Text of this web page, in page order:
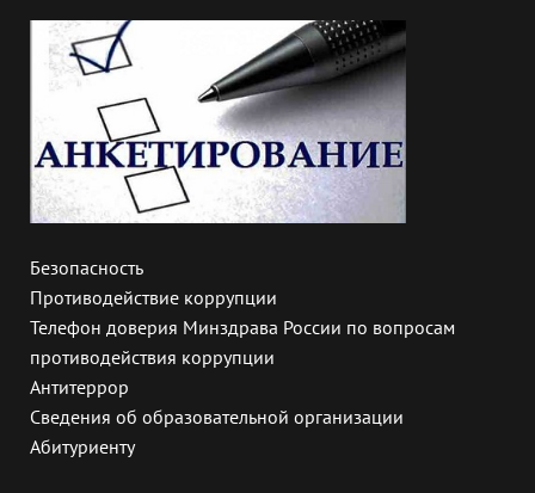
Безопасность
Противодействие коррупции
Телефон доверия Минздрава России по вопросам
противодействия коррупции
Антитеррор
Сведения об образовательной организации
Абитуриенту